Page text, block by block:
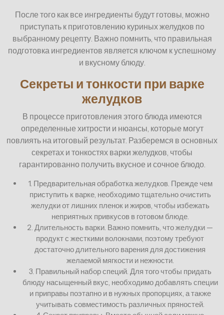
После того как все ингредиенты будут готовы, можно
приступать к приготовлению куриных желудков по
выбранному рецепту. Важно помнить, что правильная
подготовка ингредиентов является ключом к успешному
и вкусному блюду.
Секреты и тонкости при варке
желудков
В процессе приготовления этого блюда имеются
определенные хитрости и нюансы, которые могут
повлиять на итоговый результат. Разберемся в основных
секретах и тонкостях варки желудков, чтобы
гарантированно получить вкусное и сочное блюдо.
1. Предварительная обработка желудков. Прежде чем
приступить к варке, необходимо тщательно очистить
желудки от лишних пленок и жиров, чтобы избежать
неприятных привкусов в готовом блюде.
2. Длительность варки. Важно помнить, что желудки —
продукт с жесткими волокнами, поэтому требуют
достаточно длительного варения для достижения
желаемой мягкости и нежности.
3. Правильный набор специй. Для того чтобы придать
блюду насыщенный вкус, необходимо добавлять специи
и приправы поэтапно и в нужных пропорциях, а также
учитывать совместимость различных пряностей.